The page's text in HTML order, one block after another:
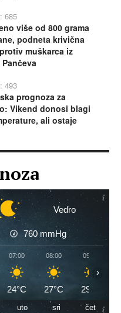
685
više od 800 grama
podneta krivična
muškarca iz
493
prognoza za
Vikend donosi blagi
ali ostaje
Vedro
760 mmHg
07:00
24°C
08:00
27°C
09:00
29°C
›
uto sri čet